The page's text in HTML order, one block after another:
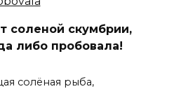
соленой скумбрии,
либо пробовала!
солёная рыба,